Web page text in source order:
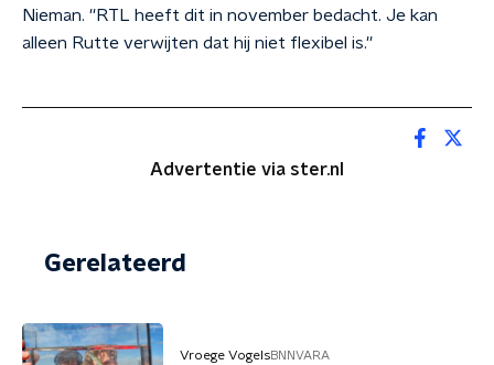
Nieman. ''RTL heeft dit in november bedacht. Je kan
alleen Rutte verwijten dat hij niet flexibel is.''
Advertentie via ster.nl
Gerelateerd
Vroege VogelsBNNVARA